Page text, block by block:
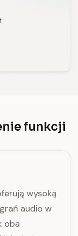
funkcji
wysoką
audio w
oba